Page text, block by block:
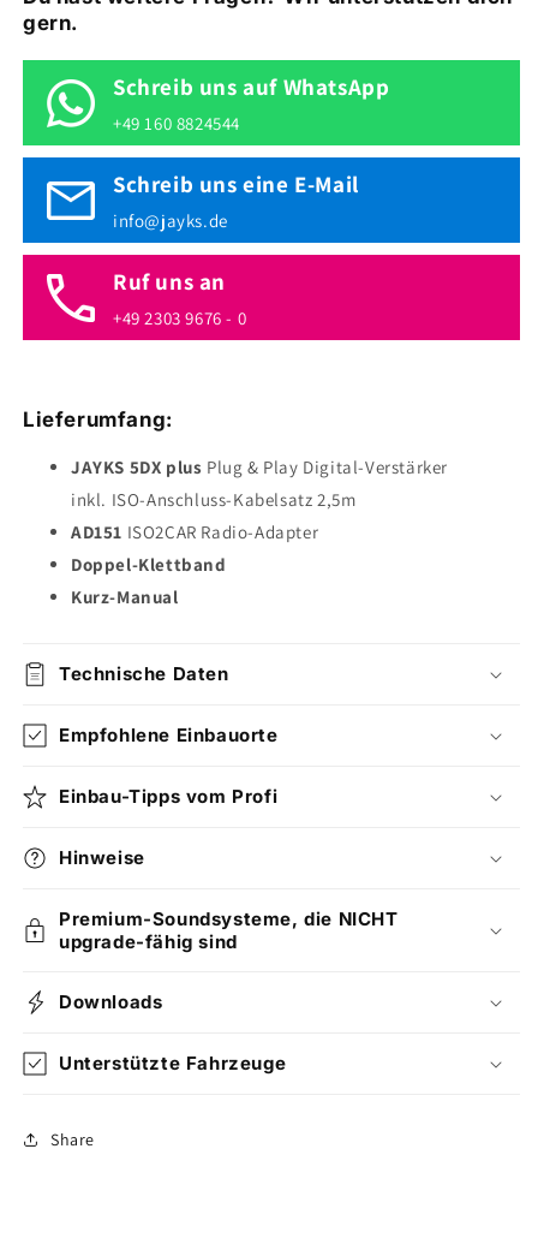
gern.
Schreib uns auf WhatsApp
+49 160 8824544
Schreib uns eine E-Mail
info@jayks.de
Ruf uns an
+49 2303 9676 - 0
Lieferumfang:
JAYKS 5DX plus Plug & Play Digital-Verstärker
inkl. ISO-Anschluss-Kabelsatz 2,5m
AD151 ISO2CAR Radio-Adapter
Doppel-Klettband
Kurz-Manual
Technische Daten
Empfohlene Einbauorte
Einbau-Tipps vom Profi
Hinweise
Premium-Soundsysteme, die NICHT
upgrade-fähig sind
Downloads
Unterstützte Fahrzeuge
Share